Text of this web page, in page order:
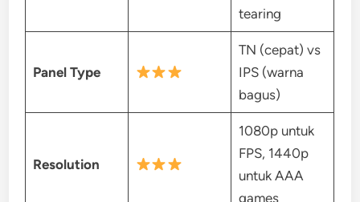
tearing
Panel Type
TN (cepat) vs
IPS (warna
bagus)
Resolution
1080p untuk
FPS, 1440p
untuk AAA
games